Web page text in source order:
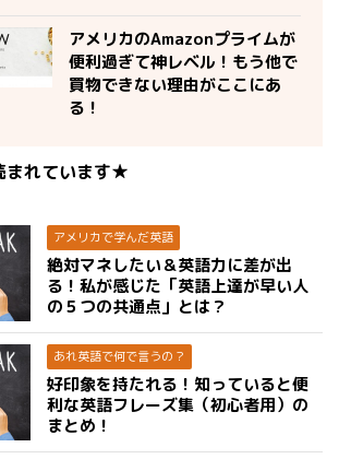
アメリカのAmazonプライムが
便利過ぎて神レベル！もう他で
買物できない理由がここにあ
る！
まれています★
アメリカで学んだ英語
絶対マネしたい＆英語力に差が出
る！私が感じた「英語上達が早い人
の５つの共通点」とは？
あれ英語で何で言うの？
好印象を持たれる！知っていると便
利な英語フレーズ集（初心者用）の
まとめ！